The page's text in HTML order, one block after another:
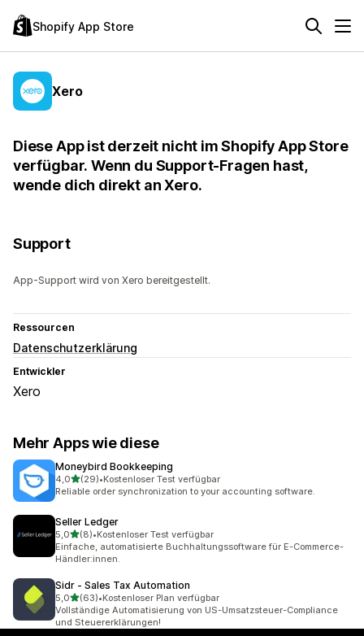
Shopify App Store
Xero
Diese App ist derzeit nicht im Shopify App Store
verfügbar. Wenn du Support-Fragen hast,
wende dich direkt an Xero.
Support
App-Support wird von Xero bereitgestellt.
Ressourcen
Datenschutzerklärung
Entwickler
Xero
Mehr Apps wie diese
Moneybird Bookkeeping
4,0von 5 Sternen
(29)
29 Rezensionen insgesamt
•Kostenloser Test verfügbar
Reliable order synchronization to your accounting software.
Seller Ledger
5,0von 5 Sternen
(8)
8 Rezensionen insgesamt
•Kostenloser Test verfügbar
Einfache, automatisierte Buchhaltungssoftware für E-Commerce-
Händler:innen.
Sidr ‑ Sales Tax Automation
5,0von 5 Sternen
(63)
63 Rezensionen insgesamt
•Kostenloser Plan verfügbar
Vollständige Automatisierung von US-Umsatzsteuer-Compliance
und Steuererklärungen!